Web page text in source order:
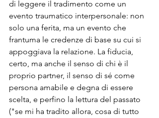
di leggere il tradimento come un
evento traumatico interpersonale: non
solo una ferita, ma un evento che
frantuma le credenze di base su cui si
appoggiava la relazione. La fiducia,
certo, ma anche il senso di chi è il
proprio partner, il senso di sé come
persona amabile e degna di essere
scelta, e perfino la lettura del passato
("se mi ha tradito allora, cosa di tutto